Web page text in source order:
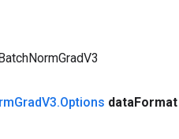
GradV3.Options dataFormat